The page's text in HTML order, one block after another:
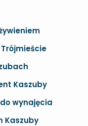
Kaszuby
wynajęcia
Kaszuby